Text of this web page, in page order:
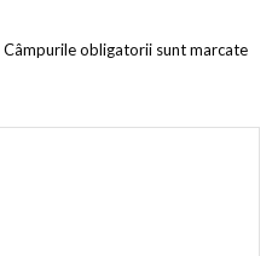
Câmpurile obligatorii sunt marcate